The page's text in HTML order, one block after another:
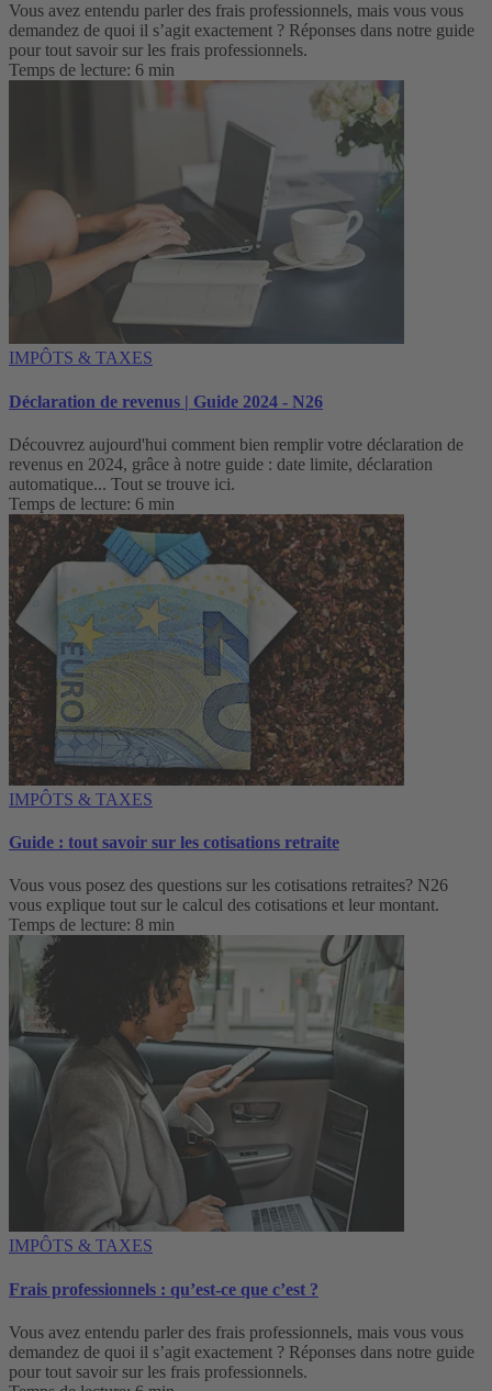
Vous avez entendu parler des frais professionnels, mais vous vous
demandez de quoi il s’agit exactement ? Réponses dans notre guide
pour tout savoir sur les frais professionnels.
Temps de lecture: 6 min
IMPÔTS & TAXES
Déclaration de revenus | Guide 2024 - N26
Découvrez aujourd'hui comment bien remplir votre déclaration de
revenus en 2024, grâce à notre guide : date limite, déclaration
automatique... Tout se trouve ici.
Temps de lecture: 6 min
IMPÔTS & TAXES
Guide : tout savoir sur les cotisations retraite
Vous vous posez des questions sur les cotisations retraites? N26
vous explique tout sur le calcul des cotisations et leur montant.
Temps de lecture: 8 min
IMPÔTS & TAXES
Frais professionnels : qu’est-ce que c’est ?
Vous avez entendu parler des frais professionnels, mais vous vous
demandez de quoi il s’agit exactement ? Réponses dans notre guide
pour tout savoir sur les frais professionnels.